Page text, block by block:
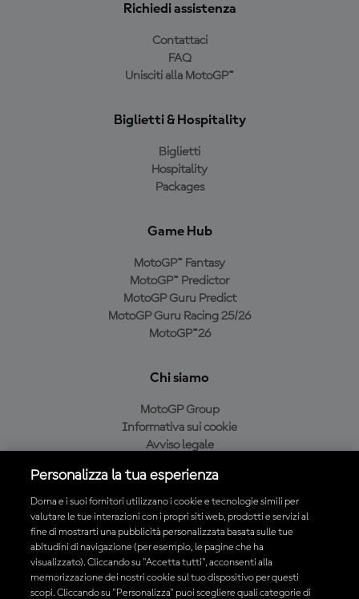
Richiedi assistenza
Contattaci
FAQ
Unisciti alla MotoGP™
Biglietti & Hospitality
Biglietti
Hospitality
Packages
Game Hub
MotoGP™ Fantasy
MotoGP™ Predictor
MotoGP Guru Predict
MotoGP Guru Racing 25/26
MotoGP™26
Chi siamo
MotoGP Group
Informativa sui cookie
Avviso legale
Condizioni di acquisto
Scarica l'app ufficiale MotoGP™
Personalizza la tua esperienza
Dorna e i suoi fornitori utilizzano i cookie e tecnologie simili per
valutare le tue interazioni con i propri siti web, prodotti e servizi al
fine di mostrarti una pubblicità personalizzata basata sulle tue
abitudini di navigazione (per esempio, le pagine che ha
visualizzato). Cliccando su "Accetta tutti", acconsenti alla
memorizzazione dei nostri cookie sul tuo dispositivo per questi
scopi. Cliccando su "Personalizza" puoi scegliere quali categorie di